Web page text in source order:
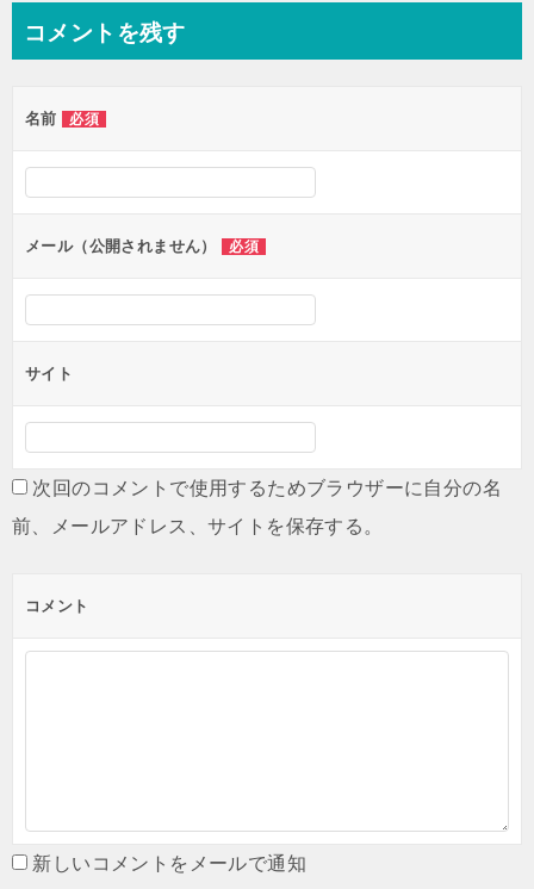
コメントを残す
名前 必須
メール（公開されません） 必須
サイト
次回のコメントで使用するためブラウザーに自分の名
前、メールアドレス、サイトを保存する。
コメント
新しいコメントをメールで通知